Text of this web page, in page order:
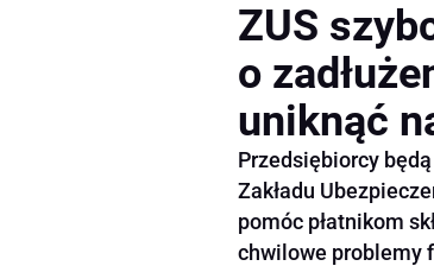
ZUS
o
uniknąć
Przedsiębiorcy
Zakładu
pomóc płatnikom
chwilowe problemy